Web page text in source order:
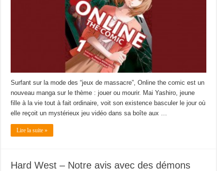
Surfant sur la mode des “jeux de massacre”, Online the comic est un
nouveau manga sur le thème : jouer ou mourir. Mai Yashiro, jeune
fille à la vie tout à fait ordinaire, voit son existence basculer le jour où
elle reçoit un mystérieux jeu vidéo dans sa boîte aux …
Lire la suite »
Hard West – Notre avis avec des démons